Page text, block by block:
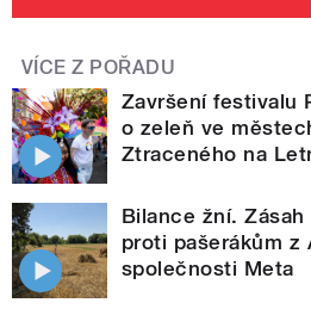
VÍCE Z POŘADU
Završení festivalu
o zeleň ve
Ztraceného na
Bilance žní.
proti pašerákům z
společnosti Meta